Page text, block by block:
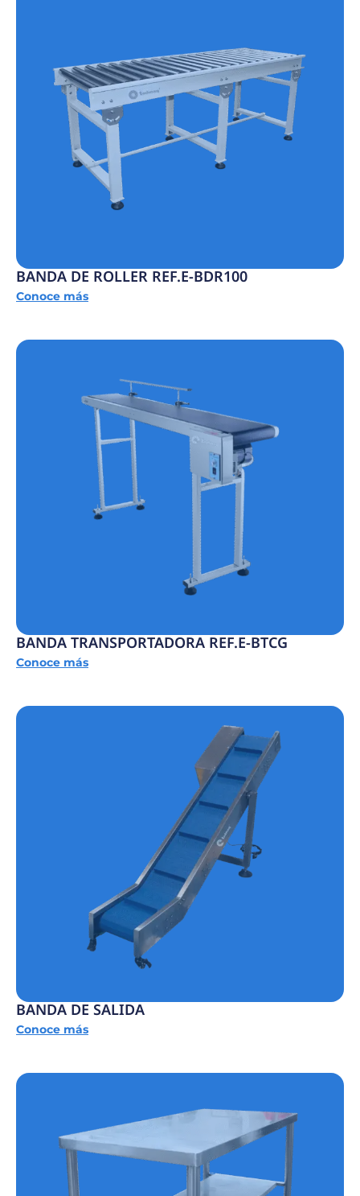
BANDA DE ROLLER REF.E-BDR100
Conoce más
BANDA TRANSPORTADORA REF.E-BTCG
Conoce más
BANDA DE SALIDA
Conoce más